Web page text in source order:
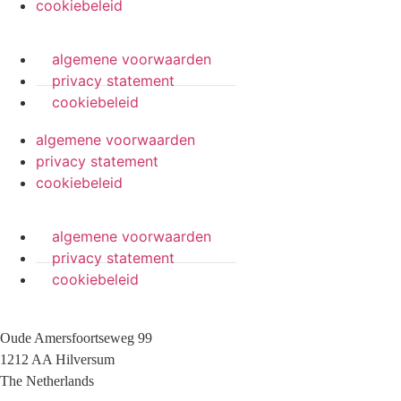
cookiebeleid
algemene voorwaarden
privacy statement
cookiebeleid
algemene voorwaarden
privacy statement
cookiebeleid
algemene voorwaarden
privacy statement
cookiebeleid
Oude Amersfoortseweg 99
1212 AA Hilversum
The Netherlands